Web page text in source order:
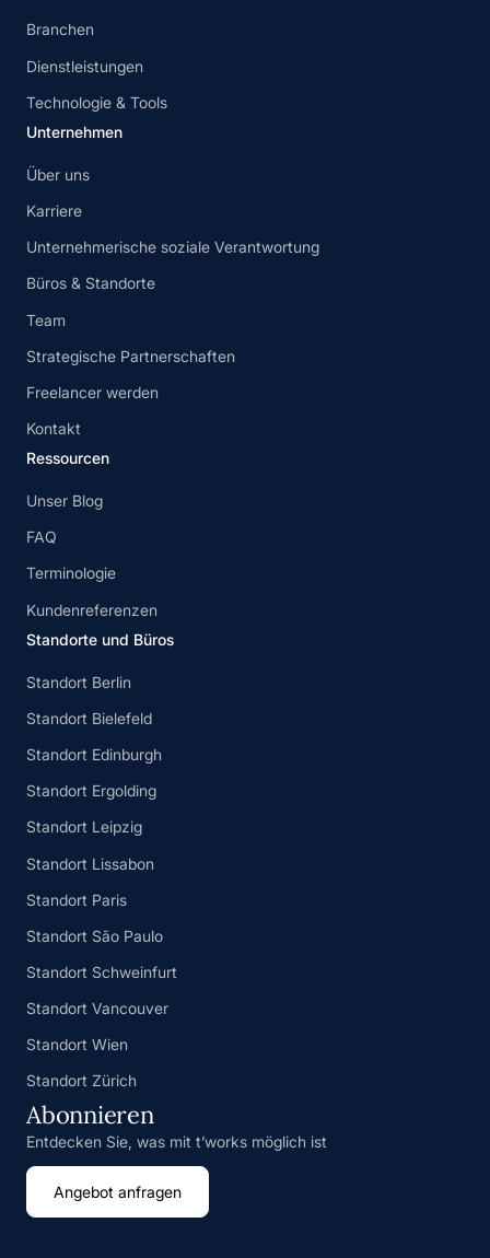
Branchen
Dienstleistungen
Technologie & Tools
Unternehmen
Über uns
Karriere
Unternehmerische soziale Verantwortung
Büros & Standorte
Team
Strategische Partnerschaften
Freelancer werden
Kontakt
Ressourcen
Unser Blog
FAQ
Terminologie
Kundenreferenzen
Standorte und Büros
Standort Berlin
Standort Bielefeld
Standort Edinburgh
Standort Ergolding
Standort Leipzig
Standort Lissabon
Standort Paris
Standort São Paulo
Standort Schweinfurt
Standort Vancouver
Standort Wien
Standort Zürich
Abonnieren
Entdecken Sie, was mit t’works möglich ist
Angebot anfragen